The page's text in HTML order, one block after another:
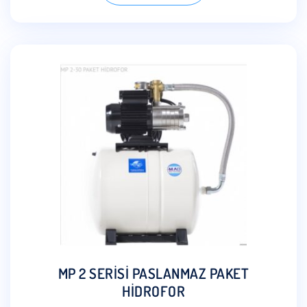
MP 2 SERİSİ PASLANMAZ PAKET
HİDROFOR